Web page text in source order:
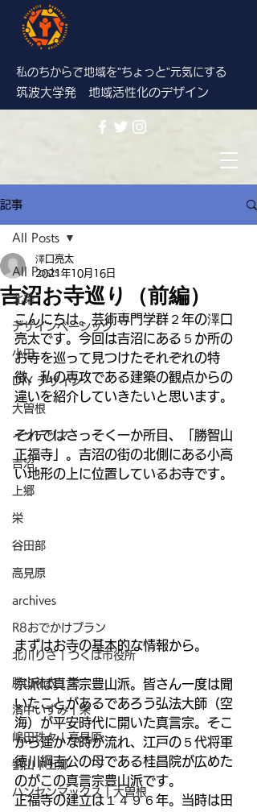
私のちからで地域を”ちょっと”元気にする
筑波大学発 地域活性化のデザイン
記事
All Posts
北条
デザインベーシック
小田
DIY デザイン
大曽根
インテリア
吉沼
上郷
栄
谷田部
高見原
archives
R8おでかけプラン
北川りさ | つくば市役所
勝山祐衣 | 栄
濱中いずみ | 栄
嶋田珠々 | 高見原
劉山 | 上郷
ハンセンマックス | 大曽根
All Posts
吉沼お寺巡り（前編）
澤口亮太
2021年10月16日
こんにちは。芸術専門学群２年の澤口
亮太です。今回は吉沼にある５か所の
お寺を巡って見つけたそれぞれの特
徴、私の専攻である建築の観点からの
違いを紹介していきたいと思います。
それではさっそく一か所目、「勝智山
正福寺」。吉沼の街の北側にある小高
い地形の上に位置しているお寺です。
まずはお寺の基本的な情報から。
宗派は真言宗豊山派。皆さん一度は聞
いたことがあるであろう弘法大師（空
海）が平安時代に開いた真言宗。そこ
から遥かな時が流れ、江戸の５代将軍
徳川綱吉公の母である桂昌院が広めた
のがこの真言宗豊山派です。
正福寺の建立は１４９６年。当時は田